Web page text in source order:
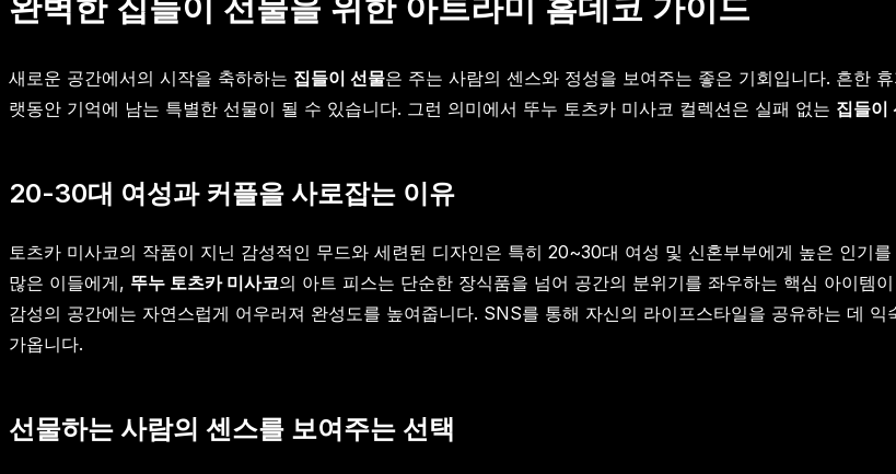
새로운 공간에서의 시작을 축하하는 집들이 선물은 주는 사람의 센스와 정성을 보여주는 좋은 기회입니다. 흔한
랫동안 기억에 남는 특별한 선물이 될 수 있습니다. 그런 의미에서 뚜누 토츠카 미사코 컬렉션은 실패 없는 집들이
20-30대 여성과 커플을 사로잡는 이유
토츠카 미사코의 작품이 지닌 감성적인 무드와 세련된 디자인은 특히 20~30대 여성 및 신혼부부에게 높은 인기
많은 이들에게, 뚜누 토츠카 미사코의 아트 피스는 단순한 장식품을 넘어 공간의 분위기를 좌우하는 핵심 아이템
감성의 공간에는 자연스럽게 어우러져 완성도를 높여줍니다. SNS를 통해 자신의 라이프스타일을 공유하는 데
가옵니다.
선물하는 사람의 센스를 보여주는 선택